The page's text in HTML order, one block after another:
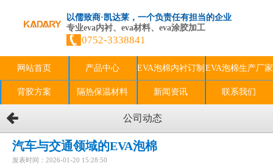
以儒致商·凯达莱，一个负责任有担当的企业
专业eva内衬、eva材料、eva涂胶加工
0752-3338841
网站首页 产品中心 EVA泡棉内衬订制 EVA泡棉生产厂家
背胶方案 隔热保温材料 新闻资讯 联系我们
公司动态
汽车与交通领域的EVA泡棉
发表时间：2026-01-20 15:28:50